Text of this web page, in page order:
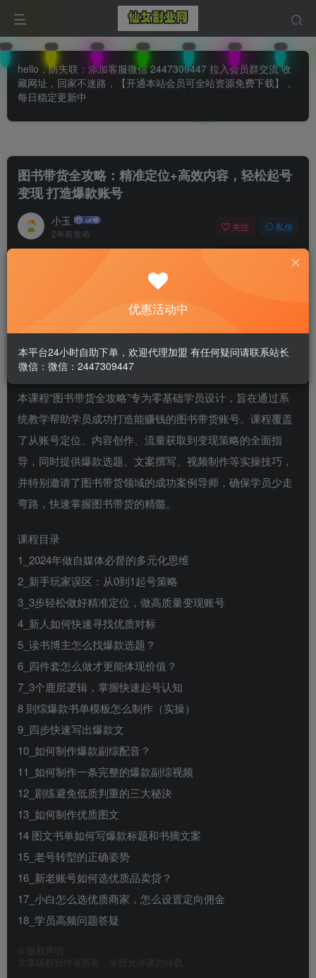
hello，防失联：添加客服微信 2447309447 拉入会员群交流 收
藏网址，回家不迷路，【开通本站会员可全站资源免费下载】，
每日稳定更新中
图书带货全攻略：精准定位+高效内容，轻松起号
变现 打造爆款账号
小玉
2年前发布
关注 私信
0 80 0
本课程“图书带货全攻略”专为零基础学员设计，旨在通过系
统教学帮助学员成功打造能赚钱的图书带货账号。课程覆盖
了从账号定位、内容创作、流量获取到变现策略的全面指
导，同时提供爆款选题、文案撰写、视频制作等实操技巧，
并特别邀请了图书带货领域的成功案例导师，确保学员少走
弯路，快速掌握图书带货的精髓。
课程目录
1_2024年做自媒体必督的多元化思维
2_新手玩家误区：从0到1起号策略
3_3步轻松做好精准定位，做高质量变现账号
4_新人如何快速寻找优质对标
5_读书博主怎么找爆款选题？
6_四件套怎么做才更能体现价值？
7_3个鹿层逻辑，掌握快速起号认知
8 則综爆款书单模板怎么制作（实操）
9_四步快速写出爆款文
10_如何制作爆款副综配音？
11_如何制作一条完整的爆款副综视频
12_剧练避免低质判重的三大秘決
13_如何制作优质图文
14 图文书单如何写爆款标题和书摘文案
15_老号转型的正确姿势
16_新老账号如何选优质品卖贷？
17_小白怎么选优质商家，怎么设置定向佣金
18_学员高频问题答疑
版权声明
文章版权归作者所有，未经允许请勿转载。
优惠活动中
本平台24小时自助下单，欢迎代理加盟 有任何疑问请联系站长
微信：微信：2447309447